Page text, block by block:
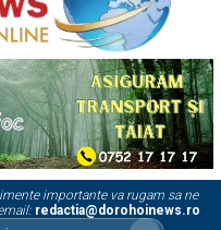
importante va rugam sa ne
redactia@dorohoinews.ro